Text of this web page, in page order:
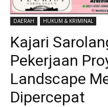
DAERAH HUKUM & KRIMINAL
Kajari
Pekerjaan
Landscape
Dipercepat